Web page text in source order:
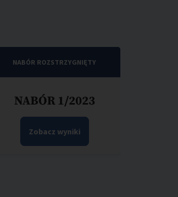
NABÓR ROZSTRZYGNIĘTY
NABÓR 1/2023
Zobacz wyniki